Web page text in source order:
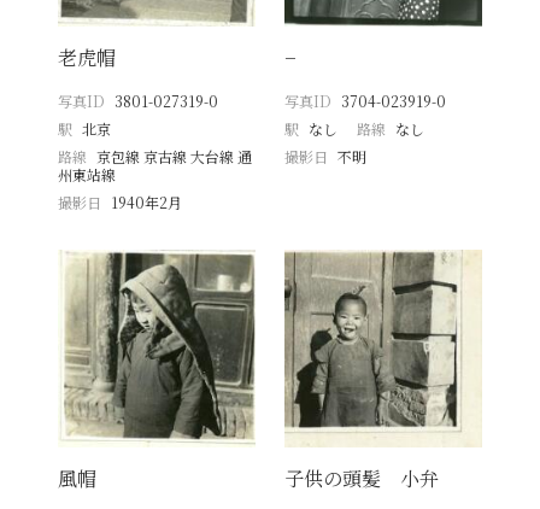
老虎帽
写真ID 3801-027319-0
駅 北京
路線 京包線 京古線 大台線 通
州東站線
撮影日
1940年2月
−
写真ID 3704-023919-0
駅 なし 路線 なし
撮影日 不明
風帽 子供の頭髪 小弁